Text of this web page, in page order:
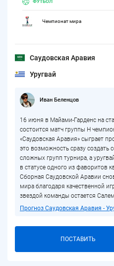
ФУТБОЛ
Чемпионат мира
Саудовская Аравия
Уругвай
Иван Беленцов
16 июня в Майами-Гарденс на
состоится матч группы H
«Саудовская Аравия» сыграет
это возможность сразу создать
сложных групп турнира, а
в статусе одного из фаворитов
Сборная Саудовской Аравии
мира благодаря качественной
звездой команды остается
Прогноз Саудовская Аравия -
ПОСТАВИТЬ